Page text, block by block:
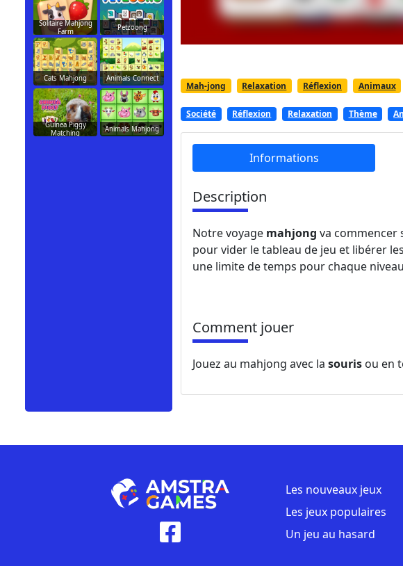
Mah-jong Relaxation Réflexion Animaux
Société Réflexion Relaxation Thème
Informations
Description
Notre voyage mahjong va commencer
pour vider le tableau de jeu et libérer
une limite de temps pour chaque
Comment jouer
Jouez au mahjong avec la souris ou en
Solitaire Mahjong
Farm
Petzoong
Cats Mahjong Animals Connect
Guinea Piggy
Matching
Animals Mahjong
Les nouveaux jeux
Les jeux populaires
Un jeu au hasard